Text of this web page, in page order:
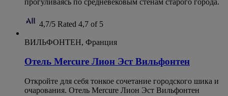
4,7/5 Rated 4,7 of 5
ВИЛЬФОНТЕН, Франция
Отель Mercure Лион Эст Вильфонтен
Откройте для себя тонкое сочетание городского шика и
очарования. Отель Mercure Лион Эст Вильфонтен